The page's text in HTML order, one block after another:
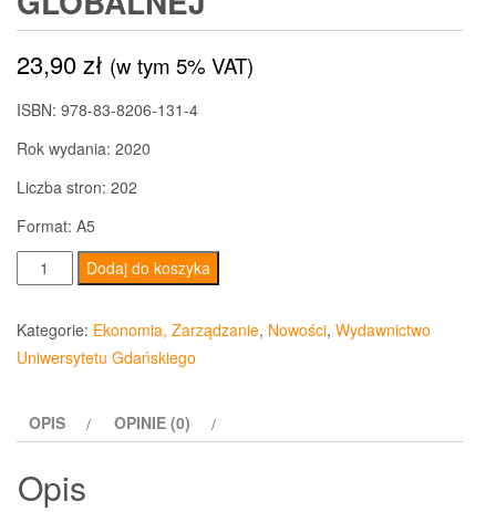
23,90zł (w tym 5% VAT)
ISBN: 978-83-8206-131-4
Rok wydania: 2020
Liczba stron: 202
Format: A5
ilość
Wyzwania
gospodarki
globalnej
Dodaj do koszyka
Kategorie: Ekonomia, Zarządzanie, Nowości, Wydawnictwo
Uniwersytetu Gdańskiego
OPIS OPINIE (0)
Opis